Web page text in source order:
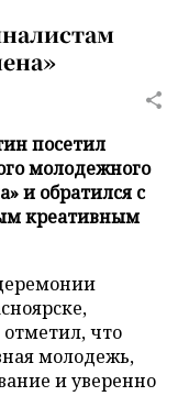
посетил
молодежного
и обратился с
креативным
что
молодежь,
и уверенно